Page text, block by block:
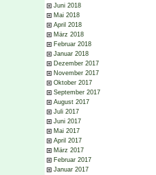
Juni 2018
Mai 2018
April 2018
März 2018
Februar 2018
Januar 2018
Dezember 2017
November 2017
Oktober 2017
September 2017
August 2017
Juli 2017
Juni 2017
Mai 2017
April 2017
März 2017
Februar 2017
Januar 2017